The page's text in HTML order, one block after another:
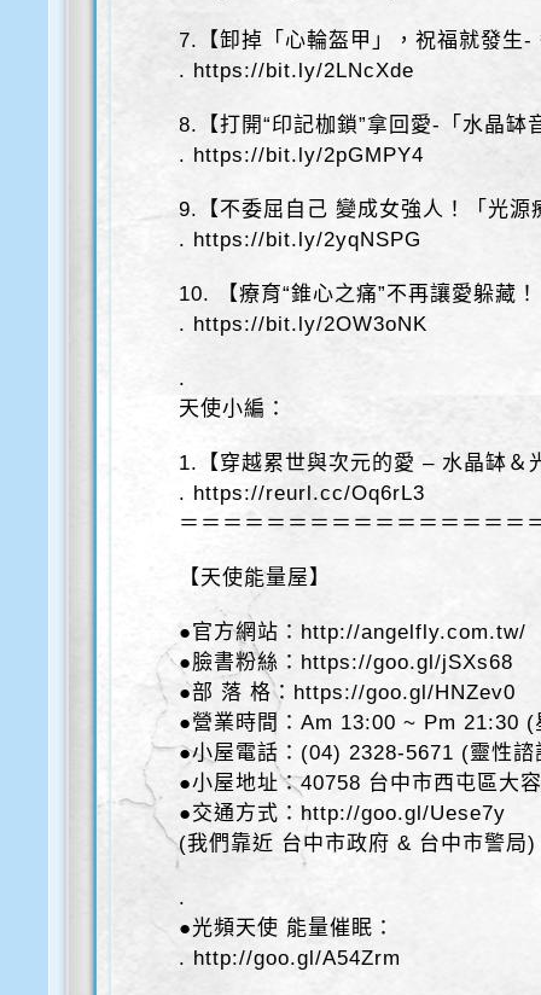
7.【卸掉「心輪盔甲」，祝福就發生-
. https://bit.ly/2LNcXde
8.【打開“印記枷鎖”拿回愛-「水晶缽
. https://bit.ly/2pGMPY4
9.【不委屈自己 變成女強人！「光源
. https://bit.ly/2yqNSPG
10. 【療育“錐心之痛”不再讓愛躲藏
. https://bit.ly/2OW3oNK
.
天使小編：
1.【穿越累世與次元的愛 – 水晶缽＆
. https://reurl.cc/Oq6rL3
＝＝＝＝＝＝＝＝＝＝＝＝＝＝＝＝
【天使能量屋】
●官方網站：http://angelfly.com.tw/
●臉書粉絲：https://goo.gl/jSXs68
●部 落 格：https://goo.gl/HNZev0
●營業時間：Am 13:00 ~ Pm 21:30 (
●小屋電話：(04) 2328-5671 (靈性
●小屋地址：40758 台中市西屯區大
●交通方式：http://goo.gl/Uese7y
(我們靠近 台中市政府 & 台中市警局)
.
●光頻天使 能量催眠：
. http://goo.gl/A54Zrm